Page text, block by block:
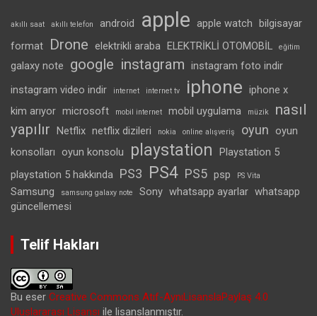
akıllı saat akıllı telefon android apple apple watch
bilgisayar
format
Drone elektrikli araba ELEKTRİKLİ OTOMOBİL eğitim
galaxy note google instagram instagram foto indir
instagram video indir
internet internet tv iphone iphone x
kim arıyor microsoft mobil internet mobil uygulama müzik
nasıl
yapılır
Netflix netflix dizileri nokia online alışveriş oyun
oyun
konsolları
oyun konsolu playstation
Playstation 5
playstation 5 hakkında PS3 PS4 PS5 psp PS Vita
Samsung samsung galaxy note Sony whatsapp ayarlar whatsapp
güncellemesi
Telif Hakları
Bu eser Creative Commons Atıf-AynıLisanslaPaylaş 4.0
Uluslararası Lisansı ile lisanslanmıştır.